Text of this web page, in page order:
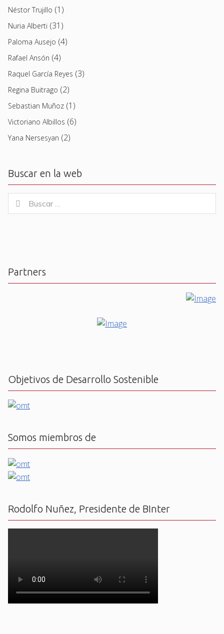
Néstor Trujillo (1)
Nuria Alberti (31)
Paloma Ausejo (4)
Rafael Ansón (4)
Raquel García Reyes (3)
Regina Buitrago (2)
Sebastian Muñoz (1)
Victoriano Albillos (6)
Yana Nersesyan (2)
Buscar en la web
for:
Buscar
Partners
Objetivos de Desarrollo Sostenible
Somos miembros de
Rodolfo Nuñez, Presidente de BInter